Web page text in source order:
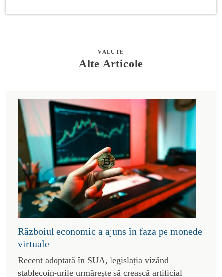
VALUTE
Alte Articole
Războiul economic a ajuns în faza pe monede
virtuale
Recent adoptată în SUA, legislația vizând
stablecoin-urile urmărește să crească artificial